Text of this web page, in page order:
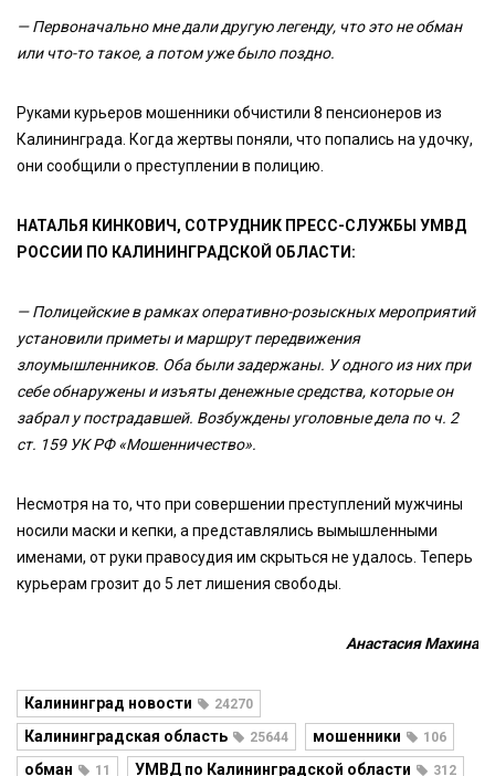
— Первоначально мне дали другую легенду, что это не обман
или что-то такое, а потом уже было поздно.
Руками курьеров мошенники обчистили 8 пенсионеров из
Калининграда. Когда жертвы поняли, что попались на удочку,
они сообщили о преступлении в полицию.
НАТАЛЬЯ КИНКОВИЧ, СОТРУДНИК ПРЕСС-СЛУЖБЫ УМВД
РОССИИ ПО КАЛИНИНГРАДСКОЙ ОБЛАСТИ:
— Полицейские в рамках оперативно-розыскных мероприятий
установили приметы и маршрут передвижения
злоумышленников. Оба были задержаны. У одного из них при
себе обнаружены и изъяты денежные средства, которые он
забрал у пострадавшей. Возбуждены уголовные дела по ч. 2
ст. 159 УК РФ «Мошенничество».
Несмотря на то, что при совершении преступлений мужчины
носили маски и кепки, а представлялись вымышленными
именами, от руки правосудия им скрыться не удалось. Теперь
курьерам грозит до 5 лет лишения свободы.
Анастасия Махина
Калининград новости 24270
Калининградская область 25644 мошенники 106
обман 11 УМВД по Калининградской области 312